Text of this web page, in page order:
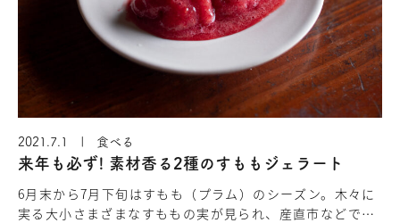
2021.7.1 | 食べる
来年も必ず! 素材香る2種のすももジェラート
6月末から7月下旬はすもも（プラム）のシーズン。木々に
実る大小さまざまなすももの実が見られ、産直市などでも